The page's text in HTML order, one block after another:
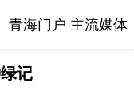
青海门户 主流媒体
记